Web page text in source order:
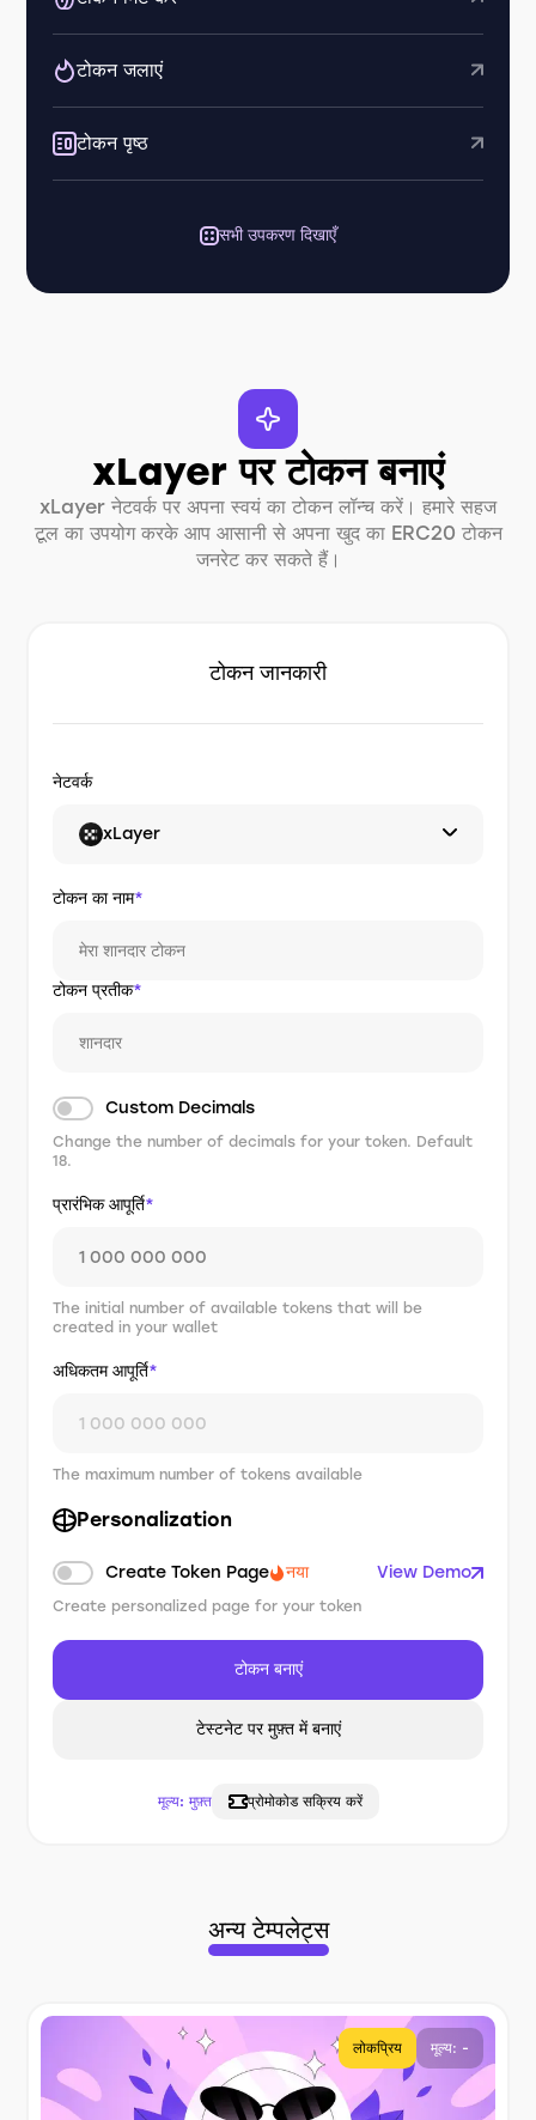
टोकन जलाएं
टोकन पृष्ठ
सभी उपकरण दिखाएँ
xLayer पर टोकन बनाएं
xLayer नेटवर्क पर अपना स्वयं का टोकन लॉन्च करें। हमारे सहज
टूल का उपयोग करके आप आसानी से अपना खुद का ERC20 टोकन
जनरेट कर सकते हैं।
टोकन जानकारी
नेटवर्क
xLayer
टोकन का नाम*
टोकन प्रतीक*
Custom Decimals
Change the number of decimals for your token. Default
18.
प्रारंभिक आपूर्ति*
The initial number of available tokens that will be
created in your wallet
अधिकतम आपूर्ति*
The maximum number of tokens available
Personalization
Create Token Page नया View Demo
Create personalized page for your token
टोकन बनाएं
टेस्टनेट पर मुफ़्त में बनाएं
मूल्य: मुफ़्त प्रोमोकोड सक्रिय करें
अन्य टेम्पलेट्स
लोकप्रिय मूल्य: -